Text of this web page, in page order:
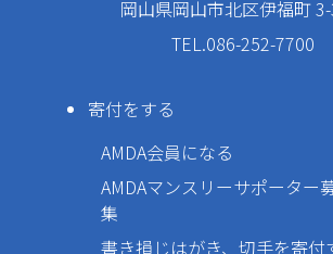
岡山県岡山市北区伊福町
TEL.086-252-7700
寄付をする
AMDA会員になる
AMDAマンスリーサポーター
集
書き損じはがき、切手を寄付